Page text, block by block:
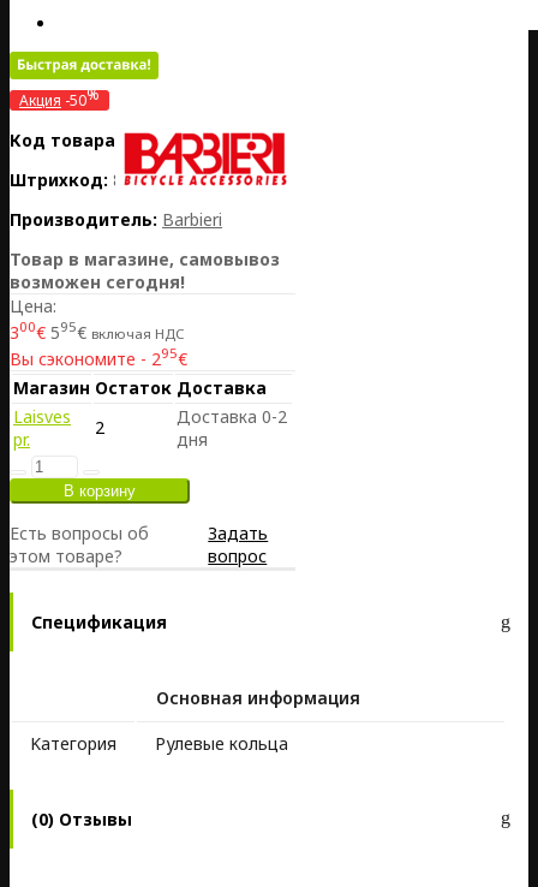
Акция -50%
Код товара: IT09-SEAL/B04
Штрихкод: 8015431009104
Производитель: Barbieri
Товар в магазине, самовывоз
возможен сегодня!
Цена:
300€ 595€ включая НДС
Вы сэкономите - 295€
Магазин Остаток Доставка
Laisves
pr.
2
Доставка 0-2
дня
Есть вопросы об
этом товаре?
Задать
вопрос
Спецификация
Основная информация
Kатегория
Рулевые кольца
(0) Отзывы